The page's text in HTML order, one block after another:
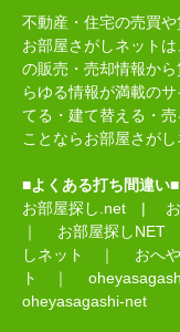
不動産・住宅の売買
お部屋さがしネット
の販売・売却情報か
らゆる情報が満載の
てる・建て替える・
ことならお部屋さが
■よくある打ち間違い■
お部屋探し.net |
｜ お部屋探しNET
しネット
｜ おへ
ト
｜
oheyasagashi-net